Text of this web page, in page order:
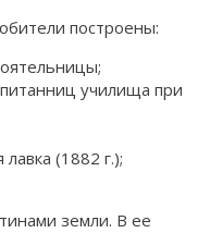
построены:
училища при
(1882 г.);
земли. В ее